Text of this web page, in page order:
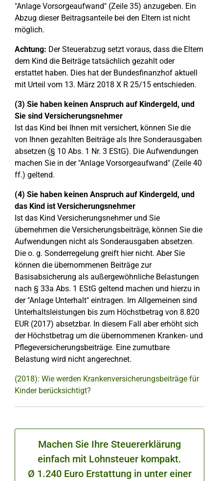
"Anlage Vorsorgeaufwand" (Zeile 35) anzugeben. Ein
Abzug dieser Beitragsanteile bei den Eltern ist nicht
möglich.
Achtung: Der Steuerabzug setzt voraus, dass die Eltern
dem Kind die Beiträge tatsächlich gezahlt oder
erstattet haben. Dies hat der Bundesfinanzhof aktuell
mit Urteil vom 13. März 2018 X R 25/15 entschieden.
(3) Sie haben keinen Anspruch auf Kindergeld, und
Sie sind Versicherungsnehmer
Ist das Kind bei Ihnen mit versichert, können Sie die
von Ihnen gezahlten Beiträge als Ihre Sonderausgaben
absetzen (§ 10 Abs. 1 Nr. 3 EStG). Die Aufwendungen
machen Sie in der "Anlage Vorsorgeaufwand" (Zeile 40
ff.) geltend.
(4) Sie haben keinen Anspruch auf Kindergeld, und
das Kind ist Versicherungsnehmer
Ist das Kind Versicherungsnehmer und Sie
übernehmen die Versicherungsbeiträge, können Sie die
Aufwendungen nicht als Sonderausgaben absetzen.
Die o. g. Sonderregelung greift hier nicht. Aber Sie
können die übernommenen Beiträge zur
Basisabsicherung als außergewöhnliche Belastungen
nach § 33a Abs. 1 EStG geltend machen und hierzu in
der "Anlage Unterhalt" eintragen. Im Allgemeinen sind
Unterhaltsleistungen bis zum Höchstbetrag von 8.820
EUR (2017) absetzbar. In diesem Fall aber erhöht sich
der Höchstbetrag um die übernommenen Kranken- und
Pflegeversicherungsbeiträge. Eine zumutbare
Belastung wird nicht angerechnet.
(2018): Wie werden Krankenversicherungsbeiträge für
Kinder berücksichtigt?
Machen Sie Ihre Steuererklärung
einfach mit Lohnsteuer kompakt.
Ø 1.240 Euro Erstattung in unter einer